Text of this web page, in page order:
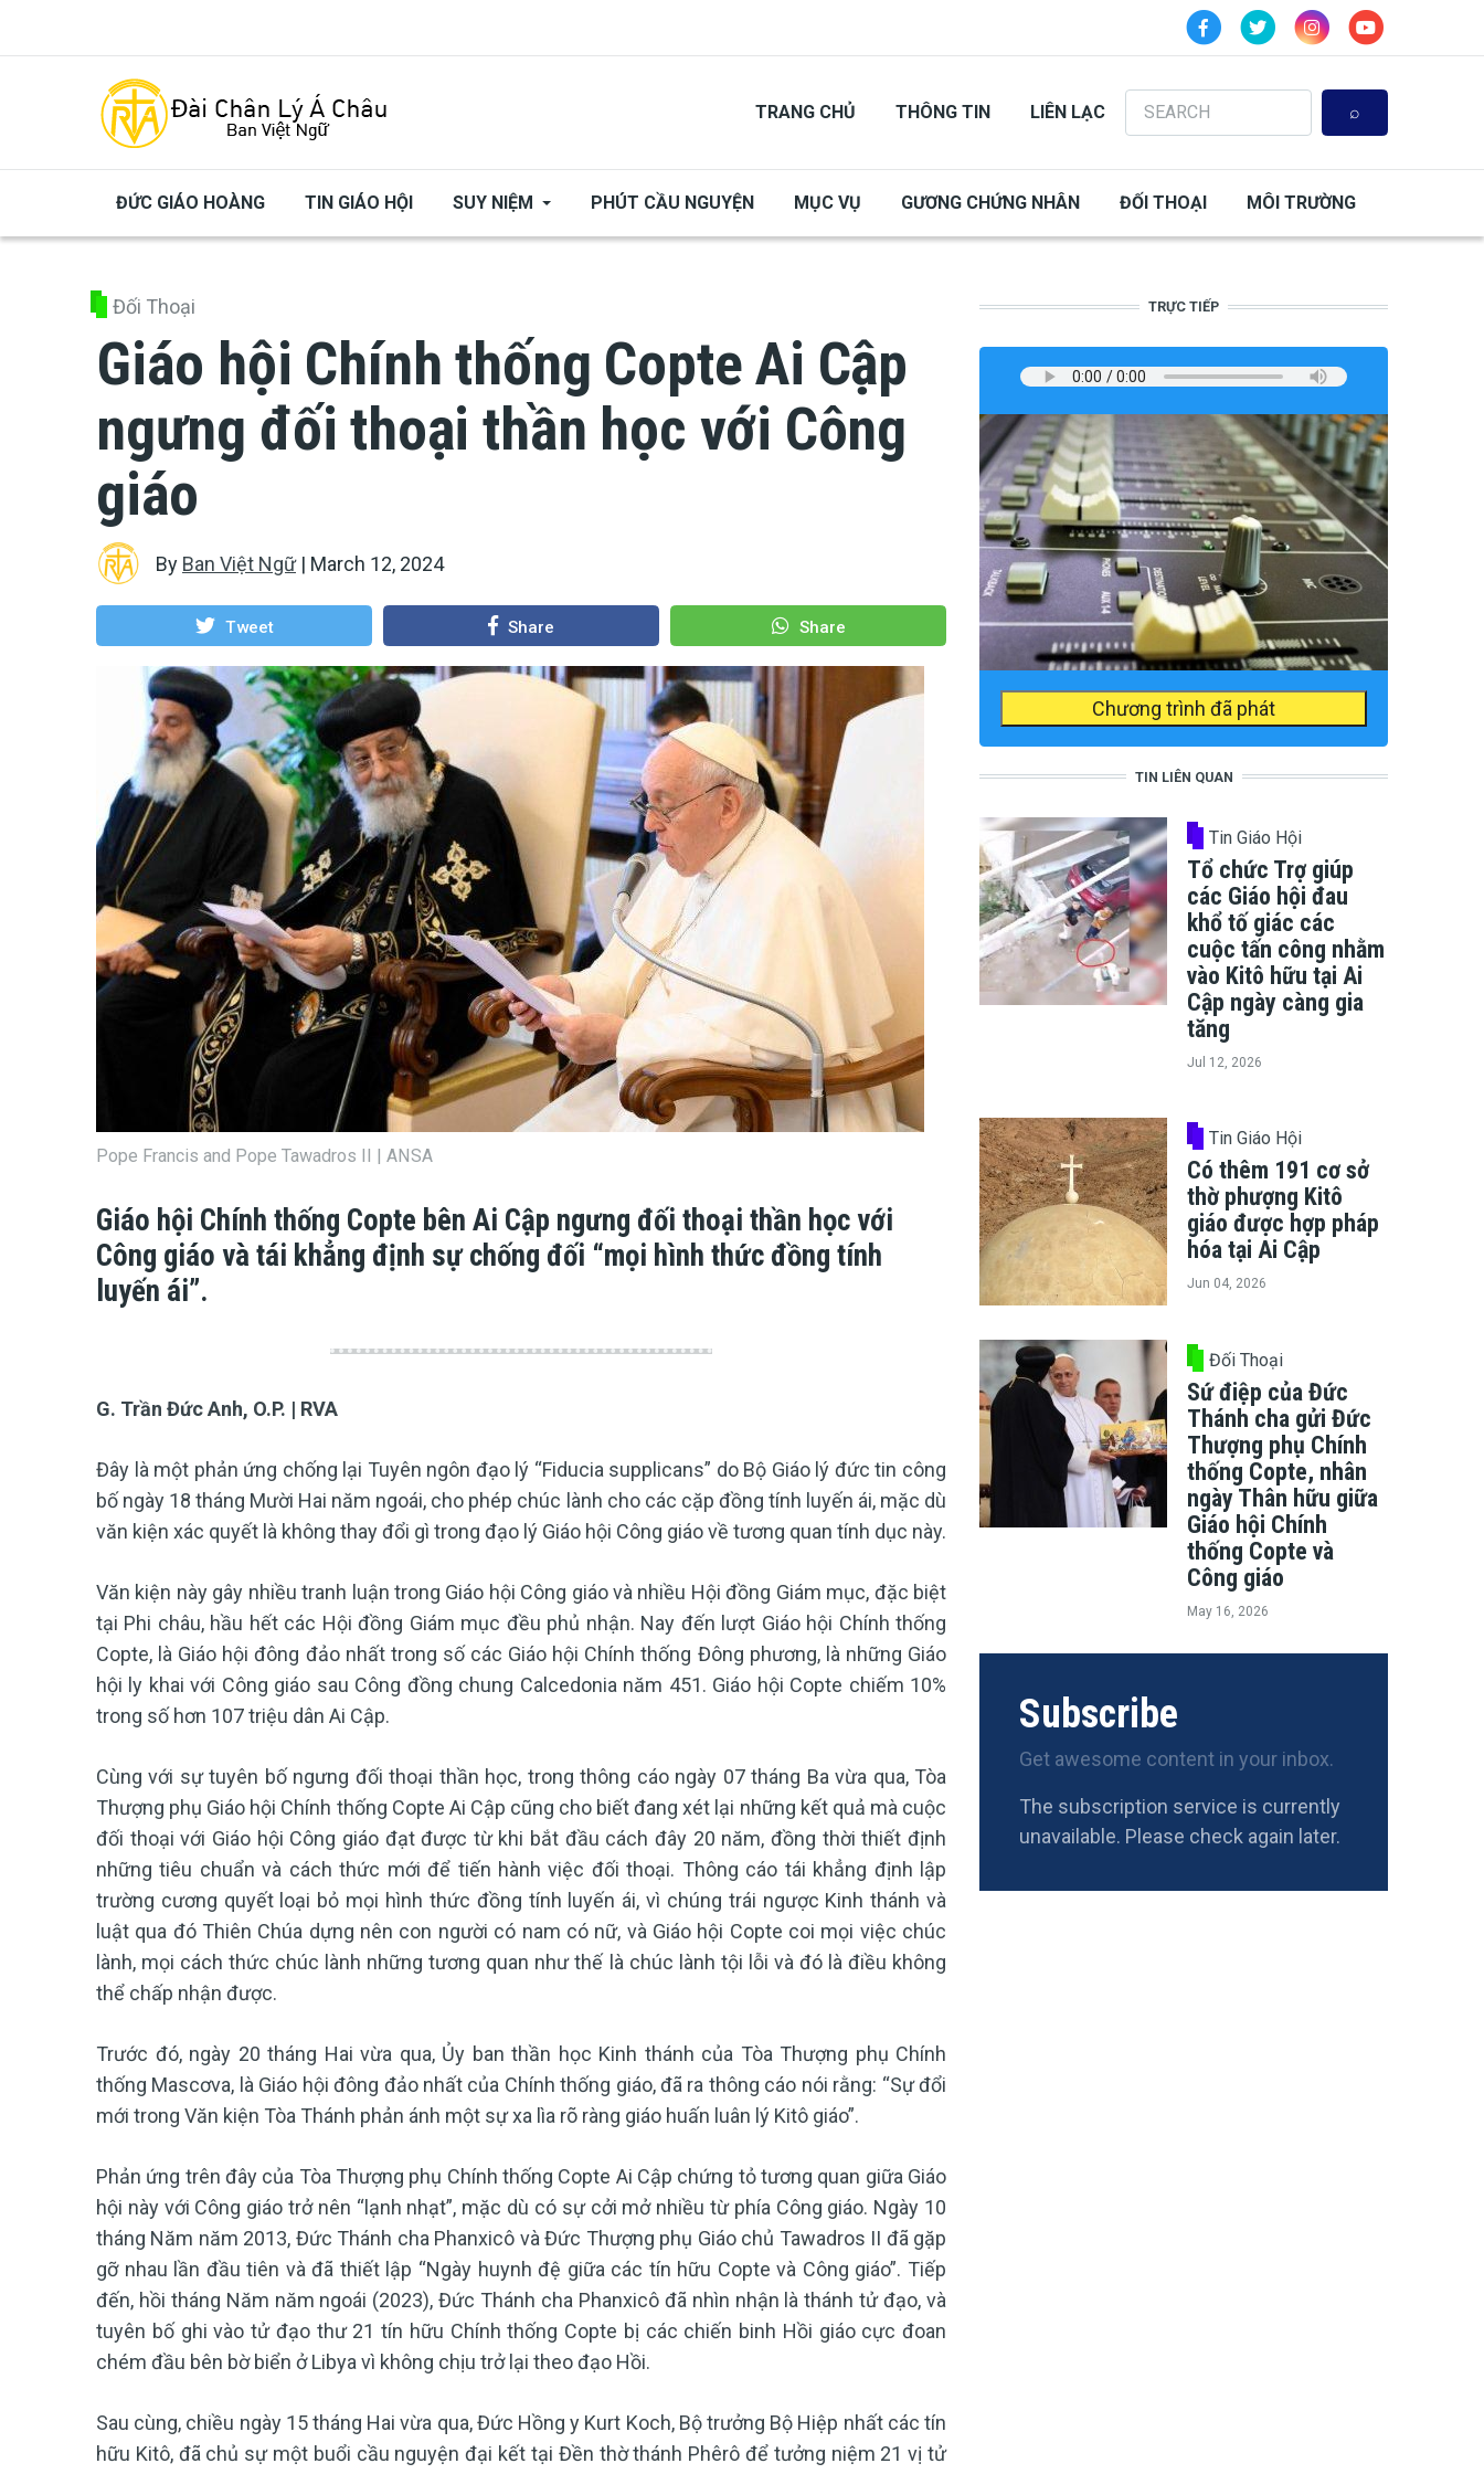
TRANG CHỦ THÔNG TIN LIÊN LẠC
Search
ĐỨC GIÁO HOÀNG TIN GIÁO HỘI SUY NIỆM PHÚT CẦU NGUYỆN MỤC VỤ GƯƠNG CHỨNG NHÂN ĐỐI THOẠI MÔI TRƯỜNG
Đối Thoại
Giáo hội Chính thống Copte Ai Cập
ngưng đối thoại thần học với Công
giáo
By Ban Việt Ngữ| March 12, 2024
Tweet Share Share
Pope Francis and Pope Tawadros II | ANSA
Giáo hội Chính thống Copte bên Ai Cập ngưng đối thoại thần học với
Công giáo và tái khẳng định sự chống đối “mọi hình thức đồng tính
luyến ái”.
G. Trần Đức Anh, O.P. | RVA
Đây là một phản ứng chống lại Tuyên ngôn đạo lý “Fiducia supplicans” do Bộ Giáo lý đức tin công
bố ngày 18 tháng Mười Hai năm ngoái, cho phép chúc lành cho các cặp đồng tính luyến ái, mặc dù
văn kiện xác quyết là không thay đổi gì trong đạo lý Giáo hội Công giáo về tương quan tính dục này.
Văn kiện này gây nhiều tranh luận trong Giáo hội Công giáo và nhiều Hội đồng Giám mục, đặc biệt
tại Phi châu, hầu hết các Hội đồng Giám mục đều phủ nhận. Nay đến lượt Giáo hội Chính thống
Copte, là Giáo hội đông đảo nhất trong số các Giáo hội Chính thống Đông phương, là những Giáo
hội ly khai với Công giáo sau Công đồng chung Calcedonia năm 451. Giáo hội Copte chiếm 10%
trong số hơn 107 triệu dân Ai Cập.
Cùng với sự tuyên bố ngưng đối thoại thần học, trong thông cáo ngày 07 tháng Ba vừa qua, Tòa
Thượng phụ Giáo hội Chính thống Copte Ai Cập cũng cho biết đang xét lại những kết quả mà cuộc
đối thoại với Giáo hội Công giáo đạt được từ khi bắt đầu cách đây 20 năm, đồng thời thiết định
những tiêu chuẩn và cách thức mới để tiến hành việc đối thoại. Thông cáo tái khẳng định lập
trường cương quyết loại bỏ mọi hình thức đồng tính luyến ái, vì chúng trái ngược Kinh thánh và
luật qua đó Thiên Chúa dựng nên con người có nam có nữ, và Giáo hội Copte coi mọi việc chúc
lành, mọi cách thức chúc lành những tương quan như thế là chúc lành tội lỗi và đó là điều không
thể chấp nhận được.
Trước đó, ngày 20 tháng Hai vừa qua, Ủy ban thần học Kinh thánh của Tòa Thượng phụ Chính
thống Mascơva, là Giáo hội đông đảo nhất của Chính thống giáo, đã ra thông cáo nói rằng: “Sự đổi
mới trong Văn kiện Tòa Thánh phản ánh một sự xa lìa rõ ràng giáo huấn luân lý Kitô giáo”.
Phản ứng trên đây của Tòa Thượng phụ Chính thống Copte Ai Cập chứng tỏ tương quan giữa Giáo
hội này với Công giáo trở nên “lạnh nhạt”, mặc dù có sự cởi mở nhiều từ phía Công giáo. Ngày 10
tháng Năm năm 2013, Đức Thánh cha Phanxicô và Đức Thượng phụ Giáo chủ Tawadros II đã gặp
gỡ nhau lần đầu tiên và đã thiết lập “Ngày huynh đệ giữa các tín hữu Copte và Công giáo”. Tiếp
đến, hồi tháng Năm năm ngoái (2023), Đức Thánh cha Phanxicô đã nhìn nhận là thánh tử đạo, và
tuyên bố ghi vào tử đạo thư 21 tín hữu Chính thống Copte bị các chiến binh Hồi giáo cực đoan
chém đầu bên bờ biển ở Libya vì không chịu trở lại theo đạo Hồi.
Sau cùng, chiều ngày 15 tháng Hai vừa qua, Đức Hồng y Kurt Koch, Bộ trưởng Bộ Hiệp nhất các tín
hữu Kitô, đã chủ sự một buổi cầu nguyện đại kết tại Đền thờ thánh Phêrô để tưởng niệm 21 vị tử
TRỰC TIẾP
Chương trình đã phát
TIN LIÊN QUAN
Tin Giáo Hội
Tổ chức Trợ giúp
các Giáo hội đau
khổ tố giác các
cuộc tấn công nhằm
vào Kitô hữu tại Ai
Cập ngày càng gia
tăng
Jul 12, 2026
Tin Giáo Hội
Có thêm 191 cơ sở
thờ phượng Kitô
giáo được hợp pháp
hóa tại Ai Cập
Jun 04, 2026
Đối Thoại
Sứ điệp của Đức
Thánh cha gửi Đức
Thượng phụ Chính
thống Copte, nhân
ngày Thân hữu giữa
Giáo hội Chính
thống Copte và
Công giáo
May 16, 2026
Subscribe
Get awesome content in your inbox.
The subscription service is currently
unavailable. Please check again later.